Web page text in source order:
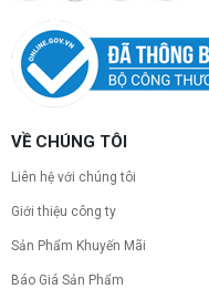
VỀ CHÚNG TÔI
Liên hệ với chúng tôi
Giới thiệu công ty
Sản Phẩm Khuyến Mãi
Báo Giá Sản Phẩm